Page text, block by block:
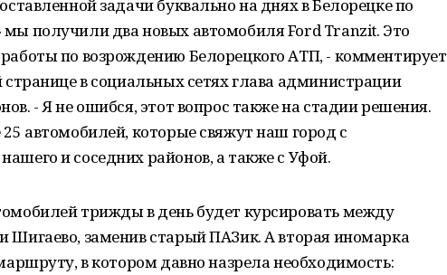
задачи буквально на днях в Белорецке по
получили два новых автомобиля Ford Tranzit. Это
по возрождению Белорецкого АТП, - комментирует
странице в социальных сетях глава администрации
- Я не ошибся, этот вопрос также на стадии решения.
автомобилей, которые свяжут наш город с
и соседних районов, а также с Уфой.
трижды в день будет курсировать между
заменив старый ПАЗик. А вторая иномарка
в котором давно назрела необходимость: